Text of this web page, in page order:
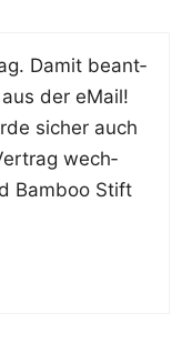
Damit beant­
der eMail!
sicher auch
wech­
Bam­boo Stift